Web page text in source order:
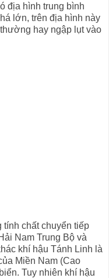
địa hình trung bình
lớn, trên địa hình này
hay ngập lụt vào
tính chất chuyển tiếp
Nam Trung Bộ và
khí hậu Tánh Linh là
Miền Nam (Cao
Tuy nhiên khí hậu